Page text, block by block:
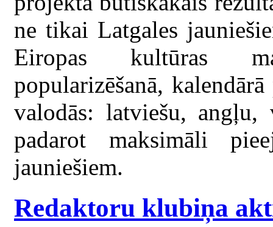
ne tikai Latgales
Eiropas kultūras
popularizēšanā,
valodās: latviešu,
padarot maksimāli
jauniešiem.
Redaktoru klubiņa